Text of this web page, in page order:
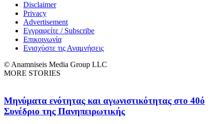
Disclaimer
Privacy
Advertisement
Εγγραφείτε / Subscribe
Επικοινωνία
Ενισχύστε τις Αναμνήσεις
© Anamniseis Media Group LLC
MORE STORIES
Μηνύματα ενότητας και αγωνιστικότητας στο 40ό
Συνέδριο της Πανηπειρωτικής